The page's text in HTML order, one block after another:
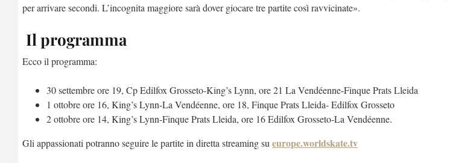
per arrivare secondi. L’incognita maggiore sarà dover giocare tre partite così ravvicinate».
Il programma
Ecco il programma:
30 settembre ore 19, Cp Edilfox Grosseto-King’s Lynn, ore 21 La Vendéenne-Finque Prats Lleida
1 ottobre ore 16, King’s Lynn-La Vendéenne, ore 18, Finque Prats Lleida- Edilfox Grosseto
2 ottobre ore 14, King’s Lynn-Finque Prats Lleida, ore 16 Edilfox Grosseto-La Vendéenne.
Gli appassionati potranno seguire le partite in diretta streaming su europe.worldskate.tv